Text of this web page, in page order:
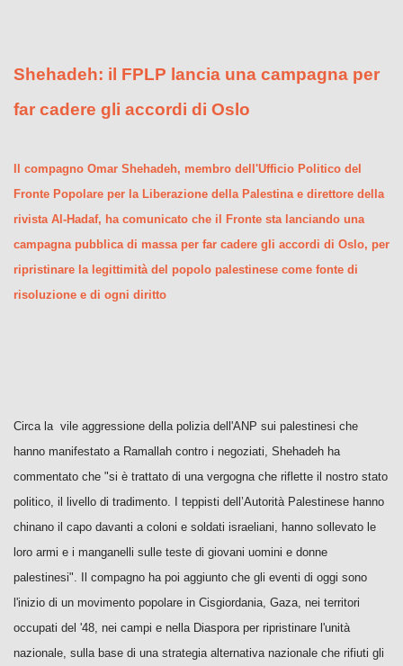
Shehadeh: il FPLP lancia una campagna per
far cadere gli accordi di Oslo
Il compagno Omar Shehadeh, membro dell'Ufficio Politico del
Fronte Popolare per la Liberazione della Palestina e direttore della
rivista Al-Hadaf, ha comunicato che il Fronte sta lanciando una
campagna pubblica di massa per far cadere gli accordi di Oslo, per
ripristinare la legittimità del popolo palestinese come fonte di
risoluzione e di ogni diritto
Circa la vile aggressione della polizia dell'ANP sui palestinesi che
hanno manifestato a Ramallah contro i negoziati, Shehadeh ha
commentato che "si è trattato di una vergogna che riflette il nostro stato
politico, il livello di tradimento. I teppisti dell’Autorità Palestinese hanno
chinano il capo davanti a coloni e soldati israeliani, hanno sollevato le
loro armi e i manganelli sulle teste di giovani uomini e donne
palestinesi". Il compagno ha poi aggiunto che gli eventi di oggi sono
l'inizio di un movimento popolare in Cisgiordania, Gaza, nei territori
occupati del '48, nei campi e nella Diaspora per ripristinare l'unità
nazionale, sulla base di una strategia alternativa nazionale che rifiuti gli